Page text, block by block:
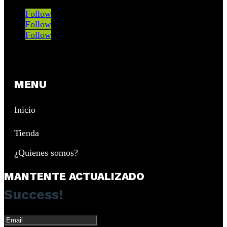
Follow
Follow
Follow
MENU
Inicio
Tienda
¿Quienes somos?
MANTENTE ACTUALIZADO
Success!